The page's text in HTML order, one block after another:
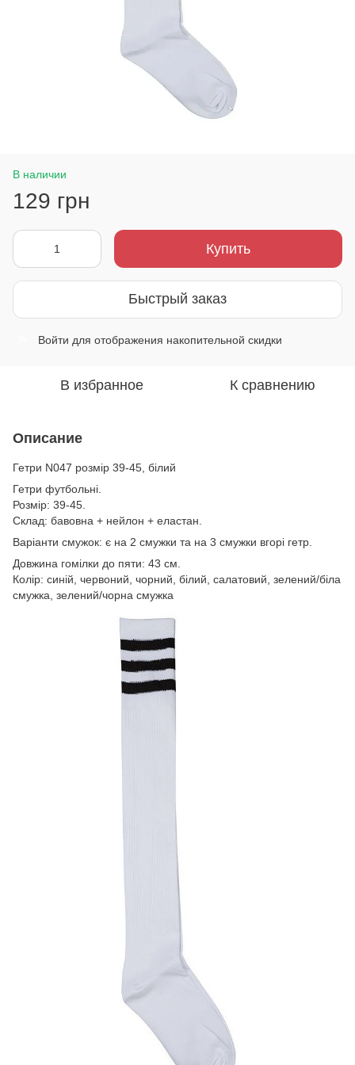
В наличии
129 грн
Купить
Быстрый заказ
Войти для отображения накопительной скидки
В избранное К сравнению
Описание
Гетри N047 розмір 39-45, білий
Гетри футбольні.
Розмір: 39-45.
Склад: бавовна + нейлон + еластан.
Варіанти смужок: є на 2 смужки та на 3 смужки вгорі гетр.
Довжина гомілки до пяти: 43 см.
Колір: синій, червоний, чорний, білий, салатовий, зелений/біла
смужка, зелений/чорна смужка